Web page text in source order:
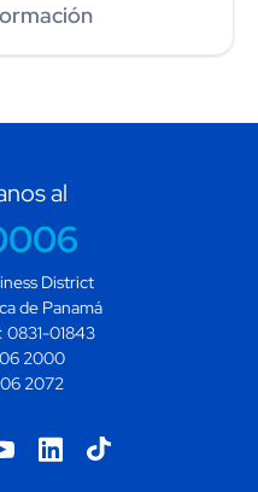
al
District
de Panamá
0831-01843
2000
2072